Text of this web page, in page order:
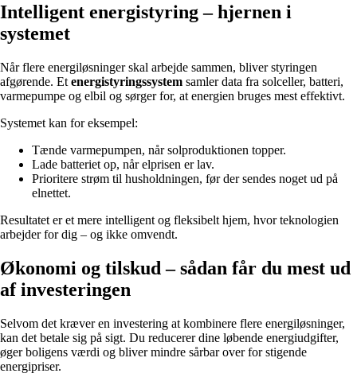
Intelligent energistyring – hjernen i
systemet
Når flere energiløsninger skal arbejde sammen, bliver styringen
afgørende. Et energistyringssystem samler data fra solceller, batteri,
varmepumpe og elbil og sørger for, at energien bruges mest effektivt.
Systemet kan for eksempel:
Tænde varmepumpen, når solproduktionen topper.
Lade batteriet op, når elprisen er lav.
Prioritere strøm til husholdningen, før der sendes noget ud på
elnettet.
Resultatet er et mere intelligent og fleksibelt hjem, hvor teknologien
arbejder for dig – og ikke omvendt.
Økonomi og tilskud – sådan får du mest ud
af investeringen
Selvom det kræver en investering at kombinere flere energiløsninger,
kan det betale sig på sigt. Du reducerer dine løbende energiudgifter,
øger boligens værdi og bliver mindre sårbar over for stigende
energipriser.